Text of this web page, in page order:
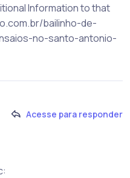
Information to that
bailinho-de-
no-santo-antonio-
Acesse para responder